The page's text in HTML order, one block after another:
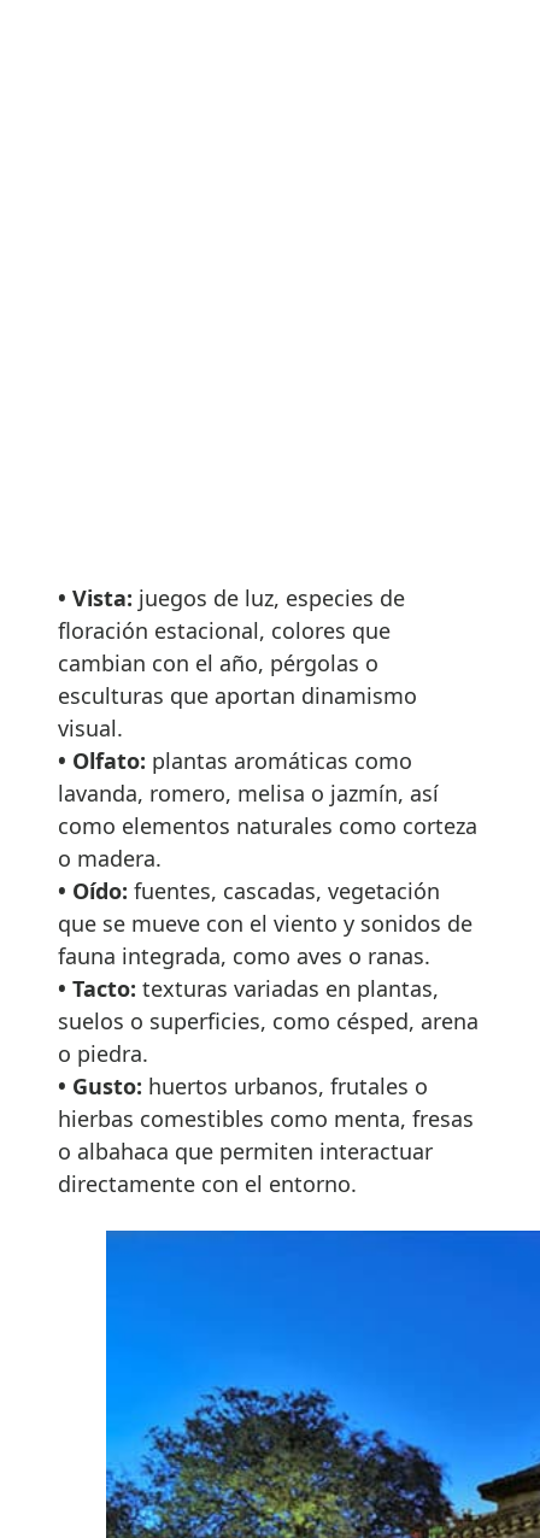
• Vista: juegos de luz, especies de
floración estacional, colores que
cambian con el año, pérgolas o
esculturas que aportan dinamismo
visual.
• Olfato: plantas aromáticas como
lavanda, romero, melisa o jazmín, así
como elementos naturales como corteza
o madera.
• Oído: fuentes, cascadas, vegetación
que se mueve con el viento y sonidos de
fauna integrada, como aves o ranas.
• Tacto: texturas variadas en plantas,
suelos o superficies, como césped, arena
o piedra.
• Gusto: huertos urbanos, frutales o
hierbas comestibles como menta, fresas
o albahaca que permiten interactuar
directamente con el entorno.